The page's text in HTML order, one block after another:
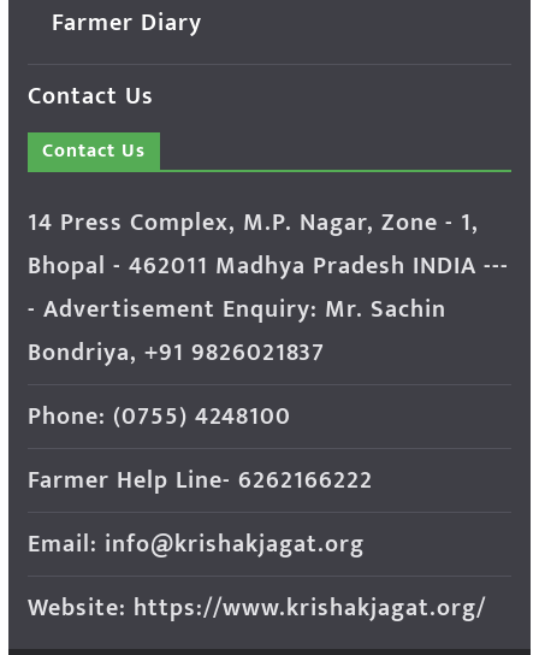
Farmer Diary
Contact Us
Contact Us
14 Press Complex, M.P. Nagar, Zone - 1,
Bhopal - 462011 Madhya Pradesh INDIA ---
- Advertisement Enquiry: Mr. Sachin
Bondriya, +91 9826021837
Phone: (0755) 4248100
Farmer Help Line- 6262166222
Email: info@krishakjagat.org
Website: https://www.krishakjagat.org/